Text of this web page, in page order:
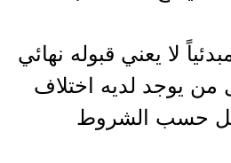
لا يعني قبوله نهائي
من يوجد لديه اختلاف
حسب الشروط